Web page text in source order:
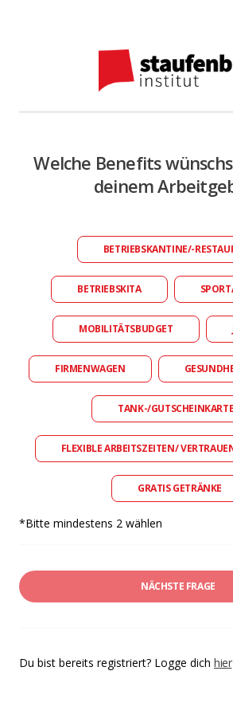
Welche Benefits
deinem
BETRIEBSKANTINE/-
BETRIEBSKITA
MOBILITÄTSBUDGET
FIRMENWAGEN
TANK-/
FLEXIBLE ARBEITSZEITEN/
GRATIS GETRÄNKE
*Bitte mindestens 2 wählen
NÄCHSTE FRAGE
Du bist bereits registriert? Logge dich hier